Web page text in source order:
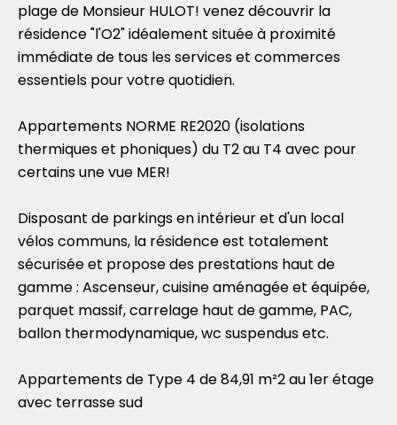
plage de Monsieur HULOT! venez découvrir la
résidence "l'O2" idéalement située à proximité
immédiate de tous les services et commerces
essentiels pour votre quotidien.
Appartements NORME RE2020 (isolations
thermiques et phoniques) du T2 au T4 avec pour
certains une vue MER!
Disposant de parkings en intérieur et d'un local
vélos communs, la résidence est totalement
sécurisée et propose des prestations haut de
gamme : Ascenseur, cuisine aménagée et équipée,
parquet massif, carrelage haut de gamme, PAC,
ballon thermodynamique, wc suspendus etc.
Appartements de Type 4 de 84,91 m²2 au 1er étage
avec terrasse sud